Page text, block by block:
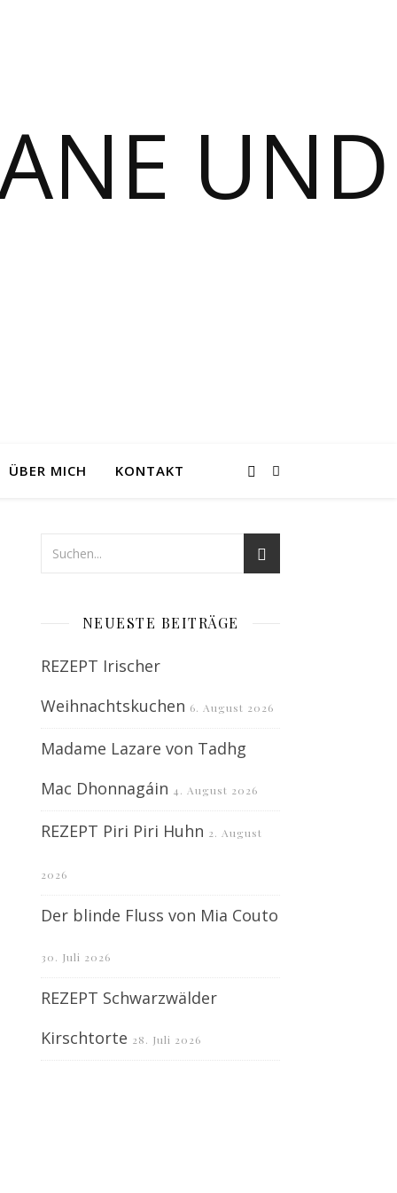
UND
ÜBER MICH KONTAKT
NEUESTE BEITRÄGE
REZEPT Irischer
Weihnachtskuchen 6. August 2026
Madame Lazare von Tadhg
Mac Dhonnagáin 4. August 2026
REZEPT Piri Piri Huhn 2. August
2026
Der blinde Fluss von Mia Couto
30. Juli 2026
REZEPT Schwarzwälder
Kirschtorte 28. Juli 2026